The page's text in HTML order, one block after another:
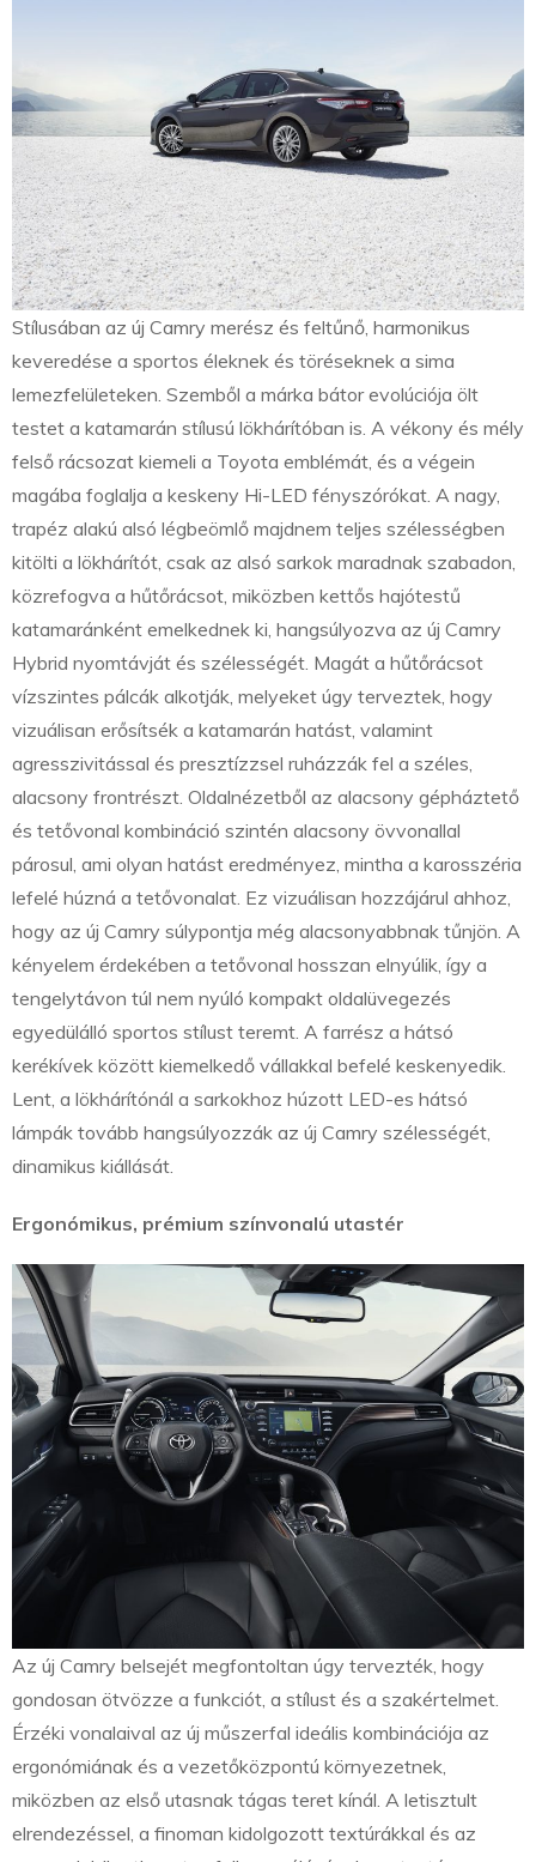
Stílusában az új Camry merész és feltűnő, harmonikus
keveredése a sportos éleknek és töréseknek a sima
lemezfelületeken. Szemből a márka bátor evolúciója ölt
testet a katamarán stílusú lökhárítóban is. A vékony és mély
felső rácsozat kiemeli a Toyota emblémát, és a végein
magába foglalja a keskeny Hi-LED fényszórókat. A nagy,
trapéz alakú alsó légbeömlő majdnem teljes szélességben
kitölti a lökhárítót, csak az alsó sarkok maradnak szabadon,
közrefogva a hűtőrácsot, miközben kettős hajótestű
katamaránként emelkednek ki, hangsúlyozva az új Camry
Hybrid nyomtávját és szélességét. Magát a hűtőrácsot
vízszintes pálcák alkotják, melyeket úgy terveztek, hogy
vizuálisan erősítsék a katamarán hatást, valamint
agresszivitással és presztízzsel ruházzák fel a széles,
alacsony frontrészt. Oldalnézetből az alacsony gépháztető
és tetővonal kombináció szintén alacsony övvonallal
párosul, ami olyan hatást eredményez, mintha a karosszéria
lefelé húzná a tetővonalat. Ez vizuálisan hozzájárul ahhoz,
hogy az új Camry súlypontja még alacsonyabbnak tűnjön. A
kényelem érdekében a tetővonal hosszan elnyúlik, így a
tengelytávon túl nem nyúló kompakt oldalüvegezés
egyedülálló sportos stílust teremt. A farrész a hátsó
kerékívek között kiemelkedő vállakkal befelé keskenyedik.
Lent, a lökhárítónál a sarkokhoz húzott LED-es hátsó
lámpák tovább hangsúlyozzák az új Camry szélességét,
dinamikus kiállását.
Ergonómikus, prémium színvonalú utastér
Az új Camry belsejét megfontoltan úgy tervezték, hogy
gondosan ötvözze a funkciót, a stílust és a szakértelmet.
Érzéki vonalaival az új műszerfal ideális kombinációja az
ergonómiának és a vezetőközpontú környezetnek,
miközben az első utasnak tágas teret kínál. A letisztult
elrendezéssel, a finoman kidolgozott textúrákkal és az